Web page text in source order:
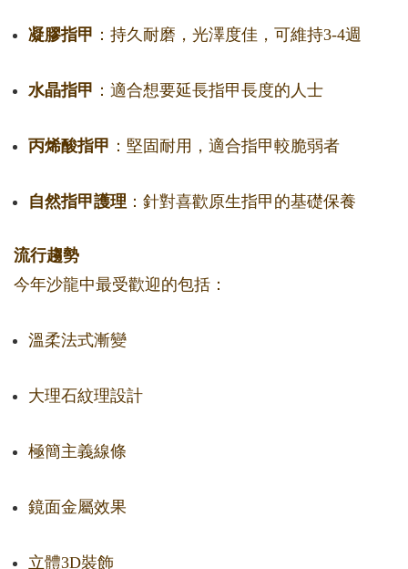
凝膠指甲 ：持久耐磨，光澤度佳，可維持3-4週
水晶指甲 ：適合想要延長指甲長度的人士
丙烯酸指甲 ：堅固耐用，適合指甲較脆弱者
自然指甲護理 ：針對喜歡原生指甲的基礎保養
流行趨勢
今年沙龍中最受歡迎的包括：
溫柔法式漸變
大理石紋理設計
極簡主義線條
鏡面金屬效果
立體3D裝飾